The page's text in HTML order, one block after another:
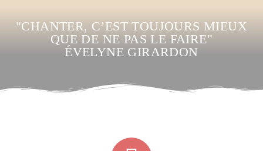
"CHANTER, C’EST TOUJOURS MIEUX
QUE DE NE PAS LE FAIRE"
ÉVELYNE GIRARDON